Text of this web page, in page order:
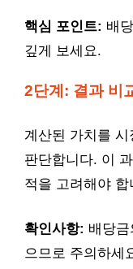
핵심 포인트: 배
깊게 보세요.
2단계: 결과 비
계산된 가치를
판단합니다. 이
적을 고려해야 합
확인사항: 배당
으므로 주의하세